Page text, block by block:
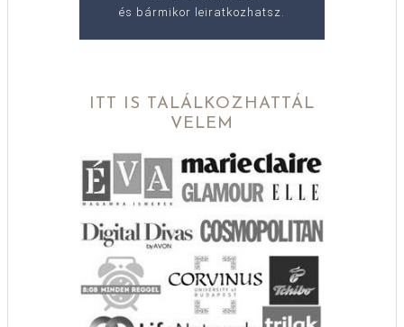
és bármikor leiratkozhatsz.
ITT IS TALÁLKOZHATTÁL
VELEM